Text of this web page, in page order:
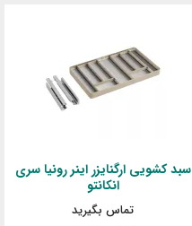
سبد کشویی ارگنایزر اینر رونیا سری
انکانتو
تماس بگیرید